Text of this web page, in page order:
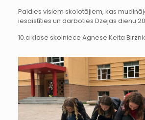
Paldies visiem skolotājiem, kas
iesaistīties un darboties Dzejas dienu
10.a klase skolniece Agnese Keita